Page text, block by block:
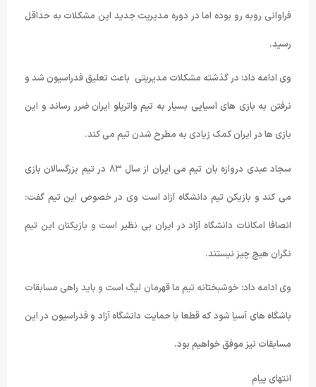
فراوانی روبه رو بوده اما در دوره مدیریت جدید این مشکلات به حداقل
رسید.
وی ادامه داد: در گذشته مشکلات مدیریتی باعث تعلیق فدراسیون شد و
نرفتن به بازی های آسیایی بسیار به تیم واترپلو ایران ضرر رساند و این
بازی ها در ایران کمک زیادی به مطرح شدن تیم می کند.
سجاد عبدی دروازه بان تیم می ایران از سال ۸۳ در تیم بزرگسالان بازی
می کند و بازیکن تیم دانشگاه آزاد است وی در خصوص این تیم گفت:
انصافا امکانات دانشگاه آزاد در ایران بی نظیر است و بازیکنان این تیم
نگران هیچ چیز نیستند.
وی ادامه داد: خوشبختانه تیم ما قهرمان لیگ است و باید راهی مسابقات
باشگاه های آسیا شود که قطعا با حمایت دانشگاه آزاد و فدراسیون در این
مسابقات نیز موفق خواهیم بود.
انتهای پیام